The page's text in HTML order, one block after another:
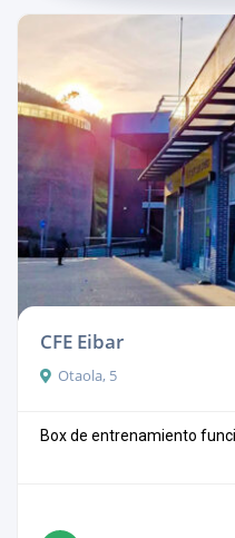
CFE Eibar
Otaola, 5
Box de entrenamiento